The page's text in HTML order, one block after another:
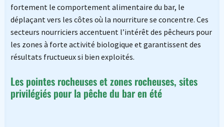
fortement le comportement alimentaire du bar, le
déplaçant vers les côtes où la nourriture se concentre. Ces
secteurs nourriciers accentuent l’intérêt des pêcheurs pour
les zones à forte activité biologique et garantissent des
résultats fructueux si bien exploités.
Les pointes rocheuses et zones rocheuses, sites
privilégiés pour la pêche du bar en été